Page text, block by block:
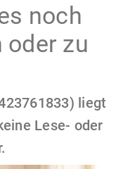
noch
oder zu
liegt
Lese- oder